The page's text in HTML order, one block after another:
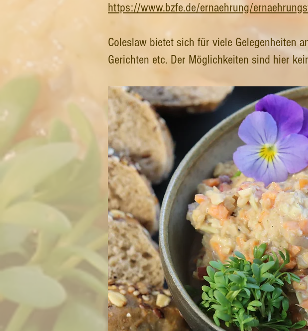
https://www.bzfe.de/ernaehrung/
Coleslaw bietet sich für viele Gelegenheiten
Gerichten etc. Der Möglichkeiten sind hier